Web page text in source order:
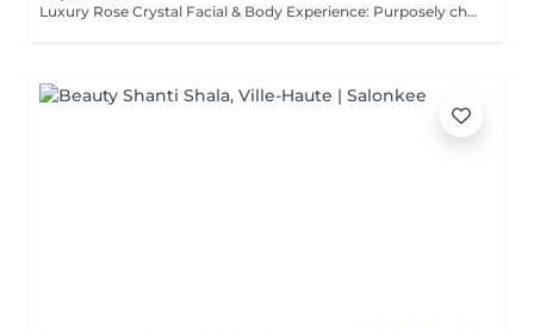
Luxury Rose Crystal Facial & Body Experience: Purposely chosen, award-winning products by Organic Pharmacy and its ritual makes this luxury spa experience the one and only. Skin care and body well-being takes this experience to a whole other level. All-around organic ingredients are used to quench your skin's thirst for hydration, purification and nutrition. During this relaxing and serene moment you are also pampered with a rose crystal lymphatic drainage facial massage resulting in a sculpted, dewy, and radiant appearance. The accompanying body massage. culminates the treatment as a total zen experience.